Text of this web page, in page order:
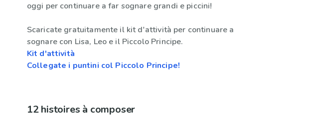
oggi per continuare a far sognare grandi e piccini!
Scaricate gratuitamente il kit d'attività per continuare a
sognare con Lisa, Leo e il Piccolo Principe.
Kit d'attività
Collegate i puntini col Piccolo Principe!
12 histoires à composer